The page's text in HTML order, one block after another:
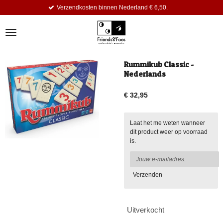
de
Verzendkosten binnen Nederland € 6,50.
Rummikub Classic -
Nederlands
€ 32,95
Laat het me weten wanneer
dit product weer op voorraad
is.
Verzenden
Uitverkocht